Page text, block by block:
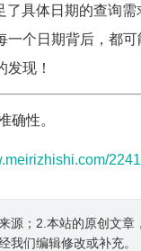
了具体日期的查询
个日期背后，都
现！
确性。
源；2.本站的原创文
我们编辑修改或补充。